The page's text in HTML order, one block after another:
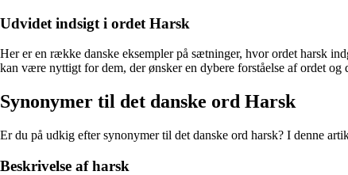
Udvidet indsigt i ordet Harsk
Her er en række danske eksempler på sætninger, hvor ordet harsk
kan være nyttigt for dem, der ønsker en dybere forståelse af ordet og
Synonymer til det danske ord Harsk
Er du på udkig efter synonymer til det danske ord harsk? I denne
Beskrivelse af harsk